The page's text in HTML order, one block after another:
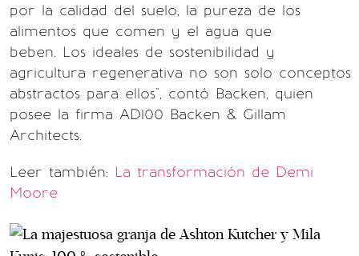
por la calidad del suelo, la pureza de los
alimentos que comen y el agua que
beben. Los ideales de sostenibilidad y
agricultura regenerativa no son solo conceptos
abstractos para ellos", contó Backen, quien
posee la firma AD100 Backen & Gillam
Architects.
Leer también: La transformación de Demi
Moore